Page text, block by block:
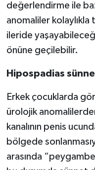
değerlendirme ile
anomaliler
ileride yaşayabileceği
önüne geçilebilir.
Hipospadias
Erkek çocuklarda
ürolojik
kanalının penis
bölgede
arasında